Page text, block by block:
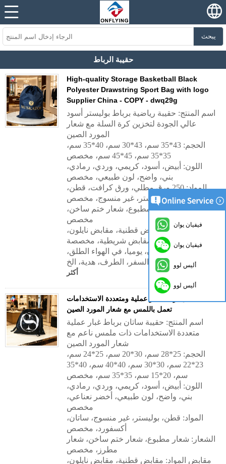
يبحث
حقيبة الرباط
High-quality Storage Basketball Black
Polyester Drawstring Sport Bag with logo
Supplier China - COPY - dwq29g
اسم المنتج: حقيبة رياضية برباط بوليستر أسود
عالي الجودة لتخزين كرة السلة مع شعار
المورد الصين
الحجم: 43*35 سم، 43*30 سم، 40*35 سم،
35*35 سم، 45*45 سم، مخصص
اللون: أبيض، أسود، كريمي، وردي، رمادي،
بني، واضح، لون طبيعي، مخصص
المواد: 250 ورق مطلي، ورق كرافت، قطن،
ساتان، بوليستر، غير منسوج، مخصص
الشعار: شعار مطبوع، شعار ختم ساخن،
مخصص
مقابض المواد:مقابض قطنية، مقابض نايلون،
مقابض شريطية، مخصصة
التطبيق:الإعلان، يوميا، في الهواء الطلق،
سوبر ماركت، السفر، الطرف، هدية، الخ.
أكثر
حقيبة ساتان برباط غبار عملية ومتعددة الاستخدامات
تعمل باللمس مع شعار المورد الصين
اسم المنتج: حقيبة ساتان برباط غبار عملية
متعددة الاستخدامات ذات ملمس ناعم مع
شعار المورد الصين
الحجم: 25*28 سم، 30*20 سم، 25*24 سم،
23*22 سم، 30*30 سم، 40*40 سم، 40*35
سم، 20*15 سم، 35*35 سم، مخصص
اللون: أبيض، أسود، كريمي، وردي، رمادي،
بني، واضح، لون طبيعي، أخضر نعناعي،
مخصص
المواد: قطن، بوليستر، غير منسوج، ساتان،
أكسفورد، مخصص
الشعار: شعار مطبوع، شعار ختم ساخن، شعار
مطرز، مخصص
مقابض المواد: مقابض قطنية، مقابض نايلون،
فيفيان يوان
فيفيان يوان
أليس لوو
أليس لوو